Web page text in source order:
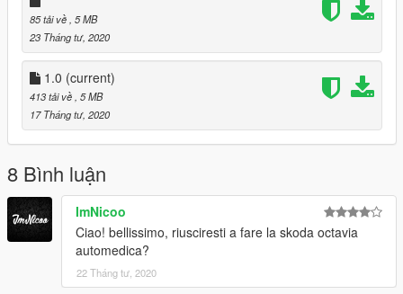
[ENG]
If you appreciate my works go on my Instagram channel and
leave me a follow, thanks !!
---------------------------------------------------------
"Per novita su nuove skin entra nel mio discord!"
https://discord.com/invite/RfmEvVf
85 tải về , 5 MB
23 Tháng tư, 2020
1.0 (current)
413 tải về , 5 MB
17 Tháng tư, 2020
8 Bình luận
ImNicoo
Ciao! bellissimo, riusciresti a fare la skoda octavia
automedica?
22 Tháng tư, 2020